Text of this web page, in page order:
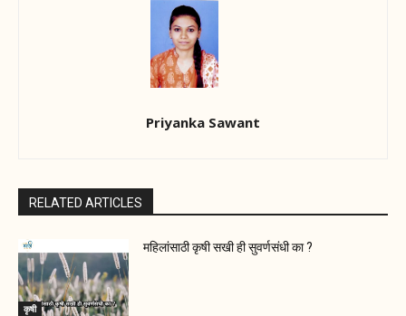
Priyanka Sawant
RELATED ARTICLES
कृषी
महिलांसाठी कृषी सखी ही सुवर्णसंधी का ?